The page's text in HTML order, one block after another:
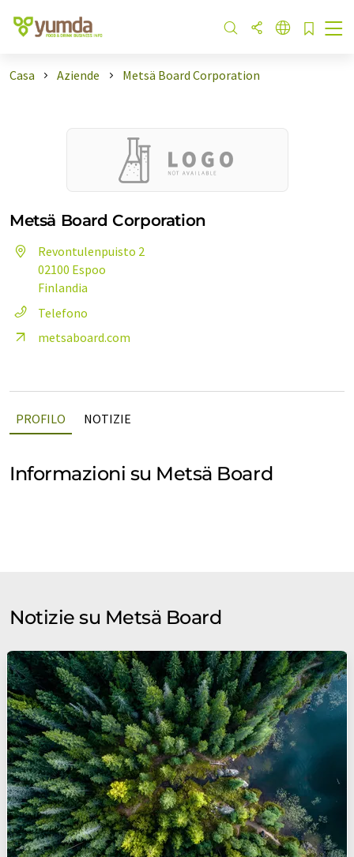
Casa Aziende Metsä Board Corporation
Metsä Board Corporation
Revontulenpuisto 2
02100 Espoo
Finlandia
Telefono
metsaboard.com
PROFILO NOTIZIE
Informazioni su Metsä Board
Notizie su Metsä Board